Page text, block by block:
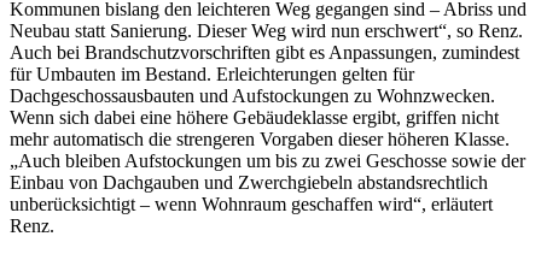
Kommunen bislang den leichteren Weg gegangen sind – Abriss und
Neubau statt Sanierung. Dieser Weg wird nun erschwert“, so Renz.
Auch bei Brandschutzvorschriften gibt es Anpassungen, zumindest
für Umbauten im Bestand. Erleichterungen gelten für
Dachgeschossausbauten und Aufstockungen zu Wohnzwecken.
Wenn sich dabei eine höhere Gebäudeklasse ergibt, griffen nicht
mehr automatisch die strengeren Vorgaben dieser höheren Klasse.
„Auch bleiben Aufstockungen um bis zu zwei Geschosse sowie der
Einbau von Dachgauben und Zwerchgiebeln abstandsrechtlich
unberücksichtigt – wenn Wohnraum geschaffen wird“, erläutert
Renz.